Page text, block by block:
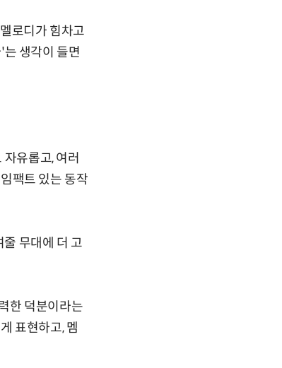
로디가 힘차고
생각이 들면
유롭고, 여러
팩트 있는 동작
무대에 더 고
한 덕분이라는
표현하고, 멤